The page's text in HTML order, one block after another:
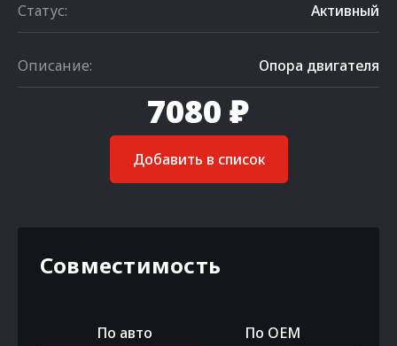
Статус: Активный
Описание: Опора двигателя
7080 ₽
Добавить в список
Совместимость
По авто По OEM